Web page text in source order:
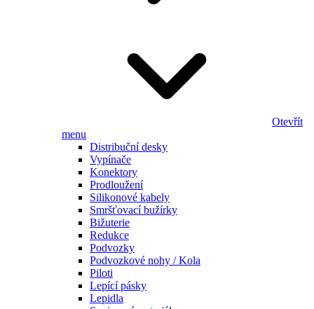
Otevřít
menu
Distribuční desky
Vypínače
Konektory
Prodloužení
Silikonové kabely
Smršťovací bužírky
Bižuterie
Redukce
Podvozky
Podvozkové nohy / Kola
Piloti
Lepící pásky
Lepidla